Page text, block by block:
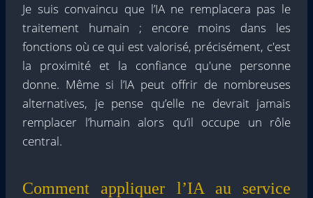
Je suis convaincu que l’IA ne remplacera pas le
traitement humain ; encore moins dans les
fonctions où ce qui est valorisé, précisément, c'est
la proximité et la confiance qu'une personne
donne. Même si l’IA peut offrir de nombreuses
alternatives, je pense qu’elle ne devrait jamais
remplacer l’humain alors qu’il occupe un rôle
central.
Comment appliquer l’IA au service